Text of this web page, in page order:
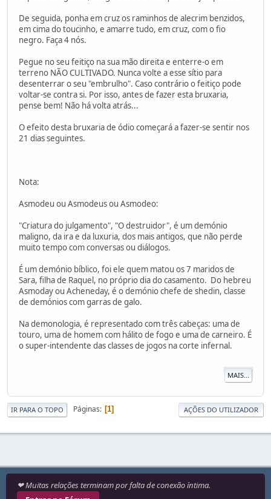
De seguida, ponha em cruz os raminhos de alecrim benzidos,
em cima do toucinho, e amarre tudo, em cruz, com o fio
negro. Faça 4 nós.
Pegue no seu feitiço na sua mão direita e enterre-o em
terreno NÃO CULTIVADO. Nunca volte a esse sítio para
desenterrar o seu "embrulho". Caso contrário o feitiço pode
voltar-se contra si. Por isso, antes de fazer esta bruxaria,
pense bem! Não há volta atrás...
O efeito desta bruxaria de ódio começará a fazer-se sentir nos
21 dias seguintes.
Nota:
Asmodeu ou Asmodeus ou Asmodeo:
"Criatura do julgamento", "O destruidor", é um demónio
maligno, da ira e da luxuria, dos mais antigos, que não perde
muito tempo com conversas ou diálogos.
É um demónio bíblico, foi ele quem matou os 7 maridos de
Sara, filha de Raquel, no próprio dia do casamento. Do hebreu
Asmoday ou Acheneday, é o demónio chefe de shedin, classe
de demónios com garras de galo.
Na demonologia, é representado com três cabeças: uma de
touro, uma de homem com hálito de fogo e uma de carneiro. É
o super-intendente das classes de jogos na corte infernal.
MAIS...
IR PARA O TOPO Páginas 1 AÇÕES DO UTILIZADOR
❤ Muitas relações terminam por falta de conexão íntima.